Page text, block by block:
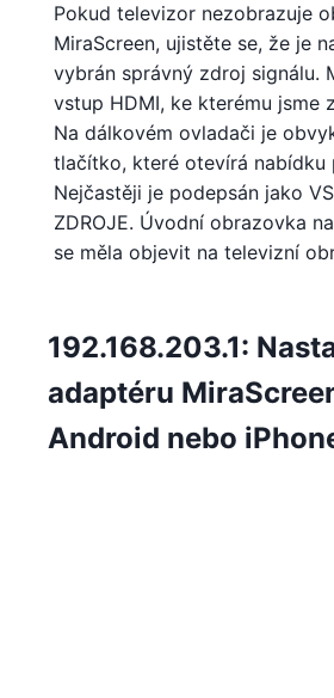
Pokud televizor nezobrazuje
MiraScreen, ujistěte se, že je
vybrán správný zdroj signálu.
vstup HDMI, ke kterému jsme
Na dálkovém ovladači je
tlačítko, které otevírá nabídku
Nejčastěji je podepsán jako
ZDROJE. Úvodní obrazovka
se měla objevit na televizní
192.168.203.1:
adaptéru
Android nebo